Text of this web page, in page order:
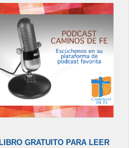
LIBRO GRATUITO PARA LEER